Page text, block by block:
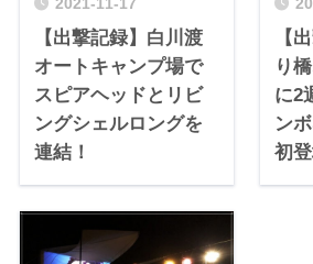
2021-11-17
【出撃記録】白川渡
オートキャンプ場で
スピアヘッドとリビ
ングシェルロングを
連結！
【
り
に2
ン
初